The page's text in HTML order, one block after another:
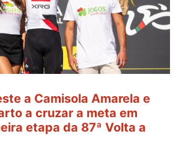
a Camisola Amarela e
a cruzar a meta em
etapa da 87ª Volta a